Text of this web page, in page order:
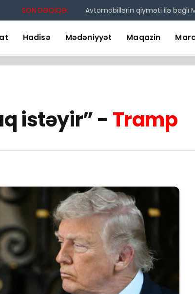
SON DƏQİQƏ: Avtomobillərin qiyməti ilə bağlı
Hadisə Mədəniyyət Maqazin
istəyir” - Tramp